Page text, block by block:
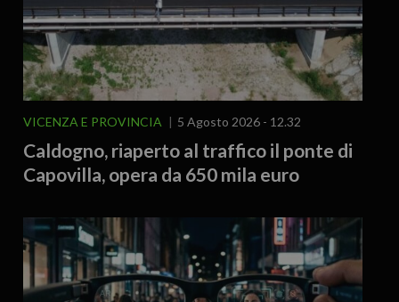
VICENZA E PROVINCIA 5 Agosto 2026 - 12.32
Caldogno, riaperto al traffico il ponte di
Capovilla, opera da 650 mila euro